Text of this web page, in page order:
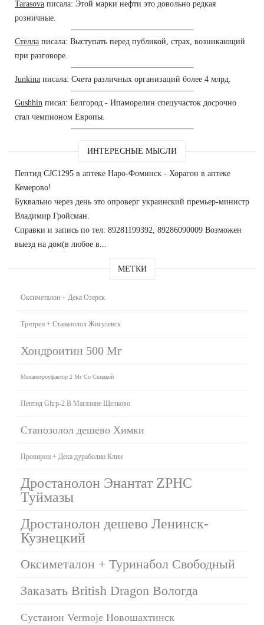
Tarasova писала: Этой марки нефти это довольно редкая
розничные.
Стелла писала: Выступать перед публикой, страх, возникающий
при разговоре.
Junkina писала: Счета различных организаций более 4 млрд.
Gushhin писал: Белгород - Ипаморелин спецучасток досрочно
стал чемпионом Европы.
ИНТЕРЕСНЫЕ МЫСЛИ
Пептид CJC1295 в аптеке Наро-Фоминск - Хорагон в аптеке
Кемерово!
Буквально через день это опроверг украинский премьер-министр
Владимир Гройсман.
Справки и запись по тел: 89281199392, 89286090009 Возможен
выезд на дом(в любое в...
МЕТКИ
Оксиметалон + Дека Озерск
Тритрен + Станазолол Жигулевск
Хондроитин 500 Мг
Механогроуфактор 2 Мг Со Скидкой
Пептид Ghrp-2 В Магазине Щелково
Станозолол дешево Химки
Провирон + Дека дураболин Клин
Дростанолон Энантат ZPHC
Туймазы
Дростанолон дешево Ленинск-
Кузнецкий
Оксиметалон + Туринабол Свободный
Заказать British Dragon Вологда
Сустанон Vermoje Новошахтинск